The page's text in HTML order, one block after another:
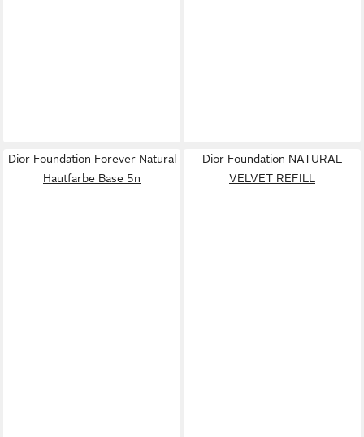
Dior Foundation Forever Natural
Hautfarbe Base 5n
Dior Foundation NATURAL
VELVET REFILL